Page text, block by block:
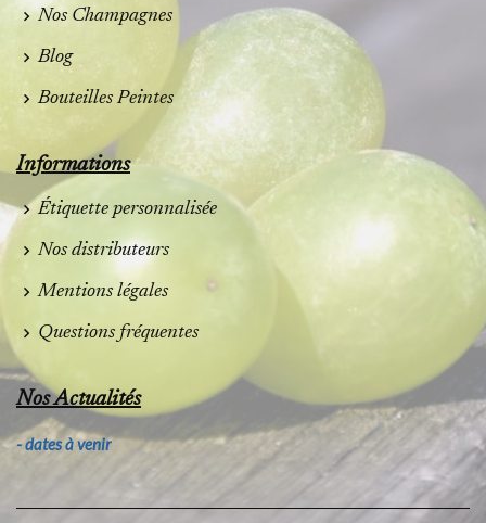
Nos Champagnes
Blog
Bouteilles Peintes
Informations
Étiquette personnalisée
Nos distributeurs
Mentions légales
Questions fréquentes
Nos Actualités
- dates à venir